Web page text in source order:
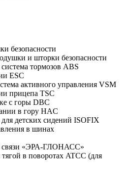
безопасности
и шторки безопасности
тормозов ABS
ESC
активного управления VSM
прицепа TSC
с горы DBC
в гору HAC
детских сидений ISOFIX
в шинах
связи «ЭРА-ГЛОНАСС»
в поворотах ATCC (для